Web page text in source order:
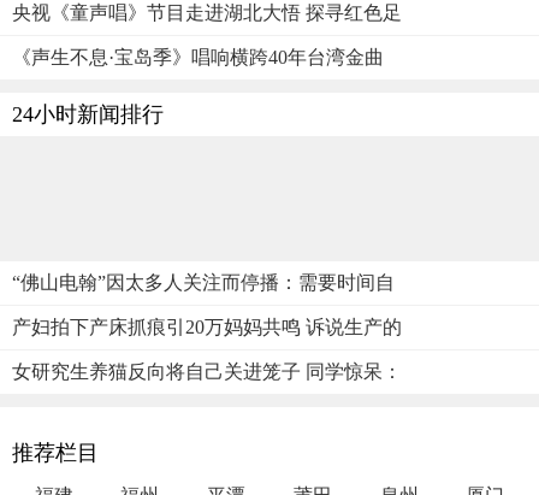
央视《童声唱》节目走进湖北大悟 探寻红色足
《声生不息·宝岛季》唱响横跨40年台湾金曲
24小时新闻排行
“佛山电翰”因太多人关注而停播：需要时间自
产妇拍下产床抓痕引20万妈妈共鸣 诉说生产的
女研究生养猫反向将自己关进笼子 同学惊呆：
推荐栏目